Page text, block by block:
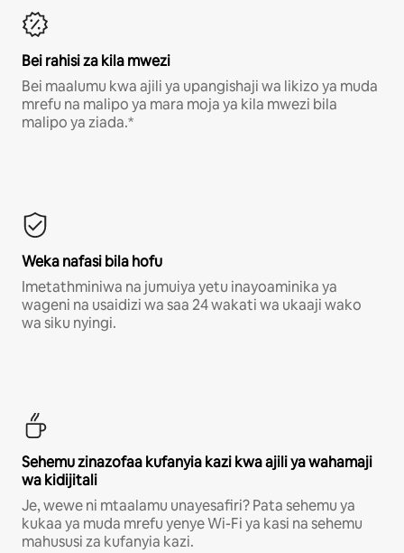
Bei rahisi za kila mwezi
Bei maalumu kwa ajili ya upangishaji wa likizo ya muda
mrefu na malipo ya mara moja ya kila mwezi bila
malipo ya ziada.*
Weka nafasi bila hofu
Imetathminiwa na jumuiya yetu inayoaminika ya
wageni na usaidizi wa saa 24 wakati wa ukaaji wako
wa siku nyingi.
Sehemu zinazofaa kufanyia kazi kwa ajili ya wahamaji
wa kidijitali
Je, wewe ni mtaalamu unayesafiri? Pata sehemu ya
kukaa ya muda mrefu yenye Wi-Fi ya kasi na sehemu
mahususi za kufanyia kazi.